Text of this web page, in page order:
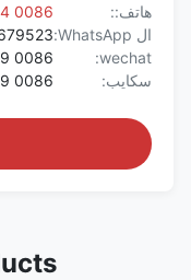
هاتف::
0086 134 3456 6685
ال WhatsApp:
wechat:
0086 159 2067 9523
سكايب:
0086 159 2067 9523